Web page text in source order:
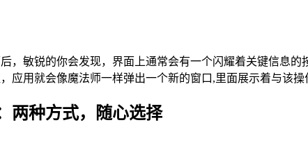
，敏锐的你会发现，界面上通常会有一个闪耀着关键信息
应用就会像魔法师一样弹出一个新的窗口,里面展示着与该操
两种方式，随心选择